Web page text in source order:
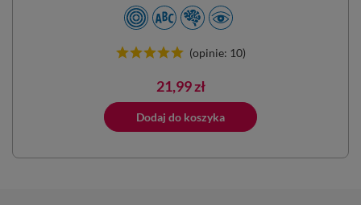
(opinie: 10)
Cena
21,99 zł
Dodaj do koszyka